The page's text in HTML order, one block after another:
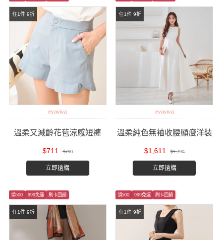
任1件 9折
evaviva
溫柔又減齡花苞涼感短褲
$711 $790
立即搶購
任1件 9折
evaviva
溫柔純色無袖收腰顯瘦洋裝
$1,611 $1,790
立即搶購
任1件 9折
領500 999免運 刷卡回饋
任1件 9折
領500 999免運 刷卡回饋